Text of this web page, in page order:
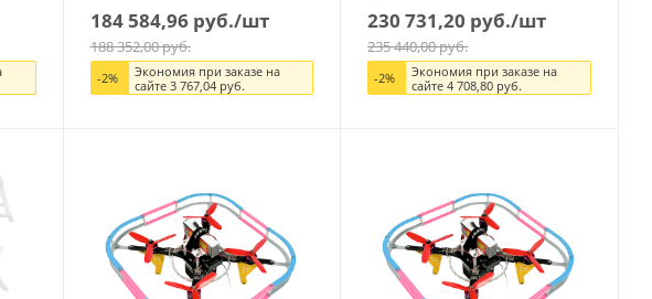
184 584,96 руб./шт
188 352,00руб.
-2%
Экономия при заказе на
сайте 3 767,04руб.
230 731,20 руб./шт
235 440,00руб.
-2%
Экономия при заказе на
сайте4 708,80 руб.